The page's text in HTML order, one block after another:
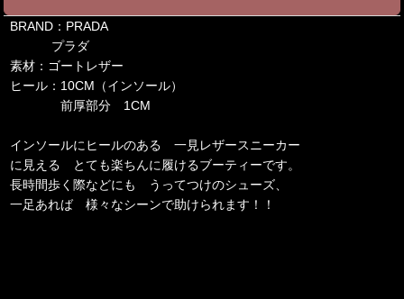
BRAND：PRADA
プラダ
素材：ゴートレザー
ヒール：10CM（インソール）
前厚部分 1CM
インソールにヒールのある 一見レザースニーカー
に見える とても楽ちんに履けるブーティーです。
長時間歩く際などにも うってつけのシューズ、
一足あれば 様々なシーンで助けられます！！